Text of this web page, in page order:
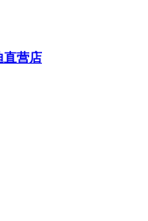
直营店